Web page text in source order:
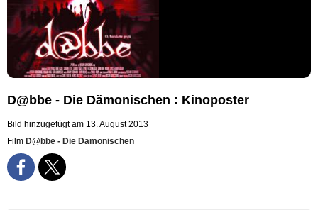
D@bbe - Die Dämonischen : Kinoposter
Bild hinzugefügt am 13. August 2013
Film D@bbe - Die Dämonischen